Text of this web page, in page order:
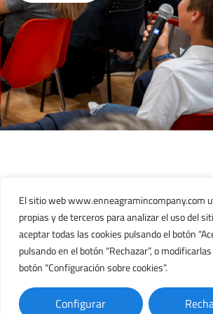
El sitio web www.enneagramincompany.com
propias y de terceros para analizar el uso del
aceptar todas las cookies pulsando el botón
pulsando en el botón “Rechazar”, o
botón “Configuración sobre cookies”.
Configurar
COMPANY
Inicio
Servicios
Acerca de
Política
Política
Aviso